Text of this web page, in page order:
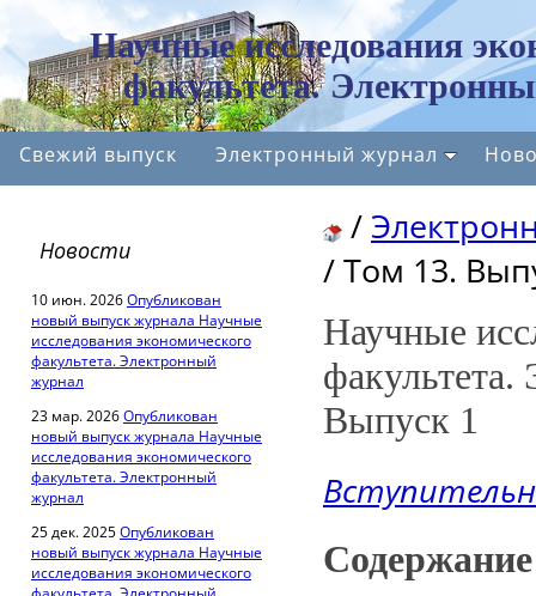
Научные исследования
факультета.
Свежий выпуск Электронный журнал
Новости
10 июн. 2026Опубликован
новый выпуск журнала Научные
исследования экономического
факультета. Электронный
журнал
23 мар. 2026Опубликован
новый выпуск журнала Научные
исследования экономического
факультета. Электронный
журнал
25 дек. 2025Опубликован
новый выпуск журнала Научные
исследования экономического
/
/Том 13.
Научные
Выпуск 1